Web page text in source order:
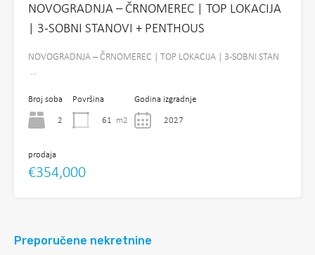
NOVOGRADNJA – ČRNOMEREC | TOP LOKACIJA
| 3-SOBNI STANOVI + PENTHOUS
NOVOGRADNJA – ČRNOMEREC | TOP LOKACIJA | 3-SOBNI STAN
…
Broj soba
2
Površina
61 m2
Godina izgradnje
2027
prodaja
€354,000
Preporučene nekretnine